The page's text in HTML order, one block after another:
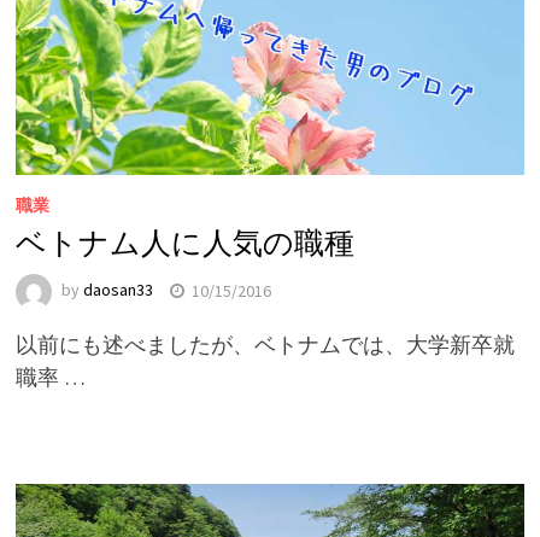
職業
ベトナム人に人気の職種
by daosan33 10/15/2016
以前にも述べましたが、ベトナムでは、大学新卒就
職率 …